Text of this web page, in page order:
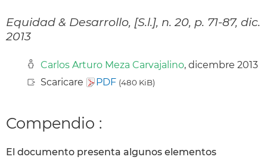
Equidad & Desarrollo, [S.l.], n. 20, p. 71-87, dic.
2013
Carlos Arturo Meza Carvajalino, dicembre 2013
Scaricare
PDF (480 KiB)
Compendio :
El documento presenta algunos elementos